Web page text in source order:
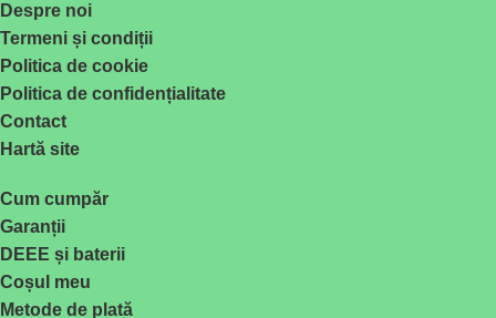
Despre noi
Termeni și condiții
Politica de cookie
Politica de confidențialitate
Contact
Hartă site
Cum cumpăr
Garanții
DEEE și baterii
Coșul meu
Metode de plată